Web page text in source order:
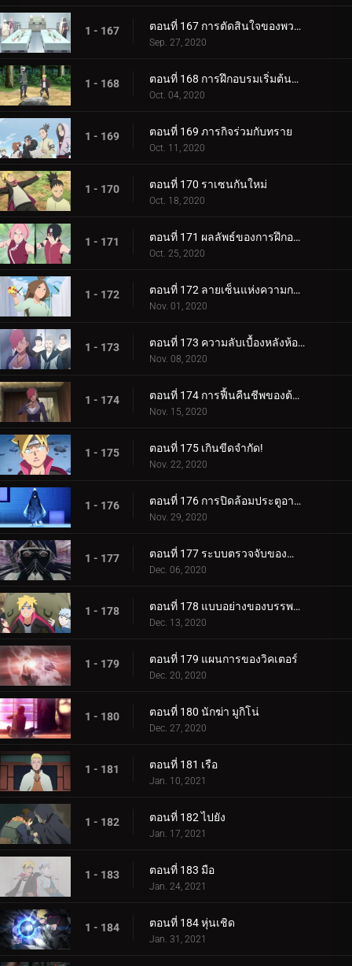
1 - 167 ตอนที่ 167 การตัดสินใจของพวกเขา
Sep. 27, 2020
1 - 168 ตอนที่ 168 การฝึกอบรมเริ่มต้นขึ้น!
Oct. 04, 2020
1 - 169 ตอนที่ 169 ภารกิจร่วมกับทราย
Oct. 11, 2020
1 - 170 ตอนที่ 170 ราเซนกันใหม่
Oct. 18, 2020
1 - 171 ตอนที่ 171 ผลลัพธ์ของการฝึกอบรม
Oct. 25, 2020
1 - 172 ตอนที่ 172 ลายเซ็นแห่งความกลัว
Nov. 01, 2020
1 - 173 ตอนที่ 173 ความลับเบื้องหลังห้องใต้ดิน
Nov. 08, 2020
1 - 174 ตอนที่ 174 การฟื้นคืนชีพของต้นไม้ศักดิ์สิทธิ์
Nov. 15, 2020
1 - 175 ตอนที่ 175 เกินขีดจำกัด!
Nov. 22, 2020
1 - 176 ตอนที่ 176 การปิดล้อมประตูอาอุน!
Nov. 29, 2020
1 - 177 ตอนที่ 177 ระบบตรวจจับของกำแพงเหล็ก
Dec. 06, 2020
1 - 178 ตอนที่ 178 แบบอย่างของบรรพบุรุษของเรา
Dec. 13, 2020
1 - 179 ตอนที่ 179 แผนการของวิคเตอร์
Dec. 20, 2020
1 - 180 ตอนที่ 180 นักฆ่า มูกิโน่
Dec. 27, 2020
1 - 181 ตอนที่ 181 เรือ
Jan. 10, 2021
1 - 182 ตอนที่ 182 ไปยัง
Jan. 17, 2021
1 - 183 ตอนที่ 183 มือ
Jan. 24, 2021
1 - 184 ตอนที่ 184 หุ่นเชิด
Jan. 31, 2021